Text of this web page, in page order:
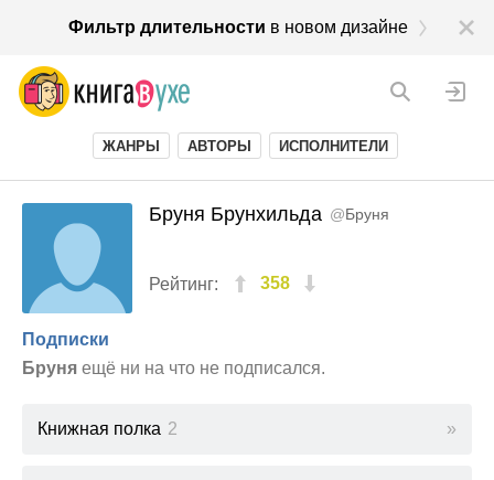
Фильтр длительности в новом дизайне
ЖАНРЫ АВТОРЫ ИСПОЛНИТЕЛИ
Бруня Брунхильда @Бруня
Рейтинг: 358
Подписки
Бруня ещё ни на что не подписался.
Книжная полка 2